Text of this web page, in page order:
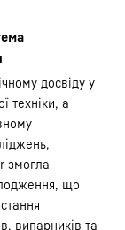
досвіду у
техніки, а
змогла
що
випарників та